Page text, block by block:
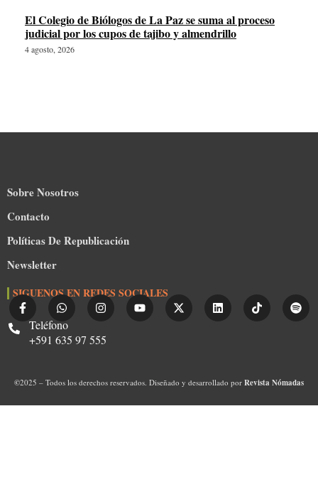
El Colegio de Biólogos de La Paz se suma al proceso
judicial por los cupos de tajibo y almendrillo
4 agosto, 2026
Sobre Nosotros
Contacto
Políticas De Republicación
Newsletter
SIGUENOS EN REDES SOCIALES
Teléfono
+591 635 97 555
©2025 – Todos los derechos reservados. Diseñado y desarrollado por Revista Nómadas